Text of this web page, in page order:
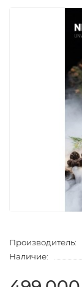
Производитель:
Наличие: